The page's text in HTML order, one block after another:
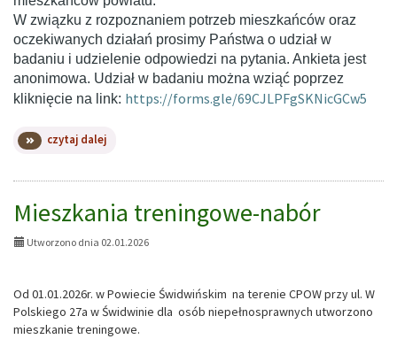
W związku z rozpoznaniem potrzeb mieszkańców oraz
oczekiwanych działań prosimy Państwa o udział w
badaniu i udzielenie odpowiedzi na pytania. Ankieta jest
anonimowa. Udział w badaniu można wziąć poprzez
kliknięcie na link: https://forms.gle/69CJLPFgSKNicGCw5
czytaj dalej
Rozwiązywania
Problemów
Społecznych
Świdwińskiego
2025
-
2035-
Mieszkania treningowe-nabór
Utworzono dnia 02.01.2026
Od 01.01.2026r. w Powiecie Świdwińskim na terenie CPOW przy ul. W
Polskiego 27a w Świdwinie dla osób niepełnosprawnych utworzono
mieszkanie treningowe.